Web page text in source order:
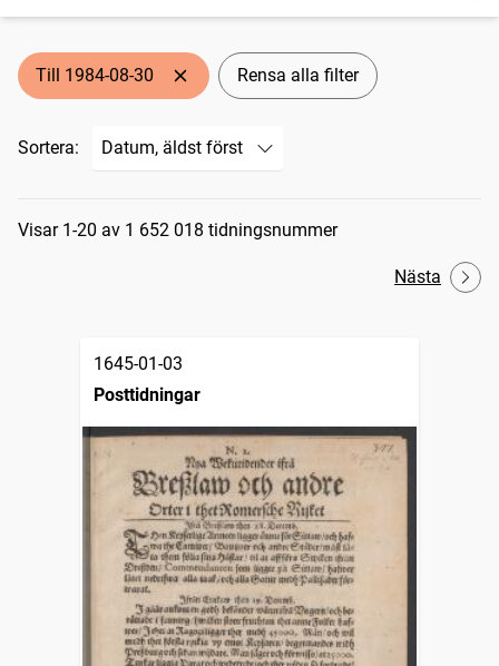
Till 1984-08-30 Rensa alla filter
Sortera:
Sökresultat
Visar 1-20 av 1 652 018 tidningsnummer
Nästa
1645-01-03
Posttidningar